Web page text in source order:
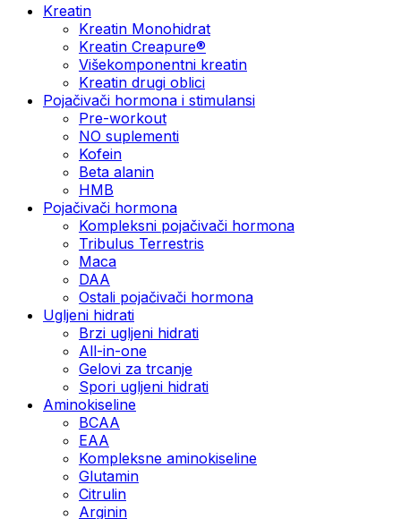
Kreatin
Kreatin Monohidrat
Kreatin Creapure®
Višekomponentni kreatin
Kreatin drugi oblici
Pojačivači hormona i stimulansi
Pre-workout
NO suplementi
Kofein
Beta alanin
HMB
Pojačivači hormona
Kompleksni pojačivači hormona
Tribulus Terrestris
Maca
DAA
Ostali pojačivači hormona
Ugljeni hidrati
Brzi ugljeni hidrati
All-in-one
Gelovi za trcanje
Spori ugljeni hidrati
Aminokiseline
BCAA
ЕАА
Kompleksne aminokiseline
Glutamin
Citrulin
Arginin